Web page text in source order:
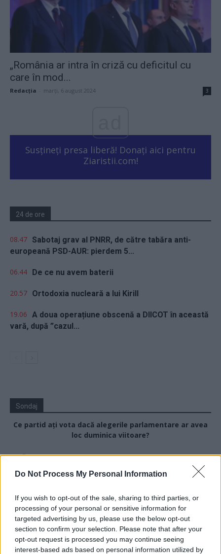
Do Not Process My Personal Information
If you wish to opt-out of the sale, sharing to third parties, or
processing of your personal or sensitive information for
targeted advertising by us, please use the below opt-out
section to confirm your selection. Please note that after your
opt-out request is processed you may continue seeing
interest-based ads based on personal information utilized by
„România ar intra în criză cu deficitul cu
care în mod...
Redacţia marți, 6 august 2024 3
Susțineți presa liberă! Donați aici pentru
Ziaristii.com!
24 de ore
08.47 Sabotaj grav al PNRR, de către tabăra anti-
europeană PSD-AUR: pierdem 5...
06.44 De ce nu avem baterii
20.57 Ortodoxia nucleară a lui Kirill
19.06 A doua operațiune obscenă a DIICOT în această
vară, după ”cazul...
Sondaj
Ce partid ați vota dacă alegerile parlamentare ar avea
loc duminica viitoare?
USR
PNL
AUR
UDMR
PMP (Tomac)
Forța Dreptei (L. Orban)